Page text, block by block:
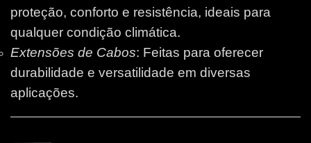
proteção, conforto e resistência, ideais para
qualquer condição climática.
Extensões de Cabos: Feitas para oferecer
durabilidade e versatilidade em diversas
aplicações.